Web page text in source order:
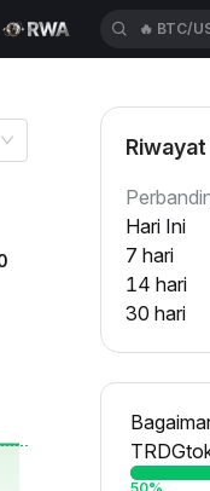
🔥 BTC/
Hari Ini
7 hari
14 hari
30 hari